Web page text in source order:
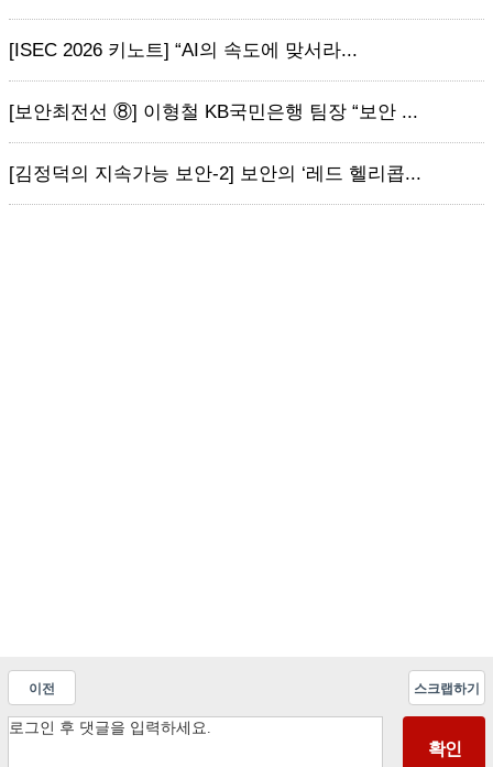
[ISEC 2026 키노트] “AI의 속도에 맞서라...
[보안최전선 ⑧] 이형철 KB국민은행 팀장 “보안 ...
[김정덕의 지속가능 보안-2] 보안의 ‘레드 헬리콥...
이전 스크랩하기